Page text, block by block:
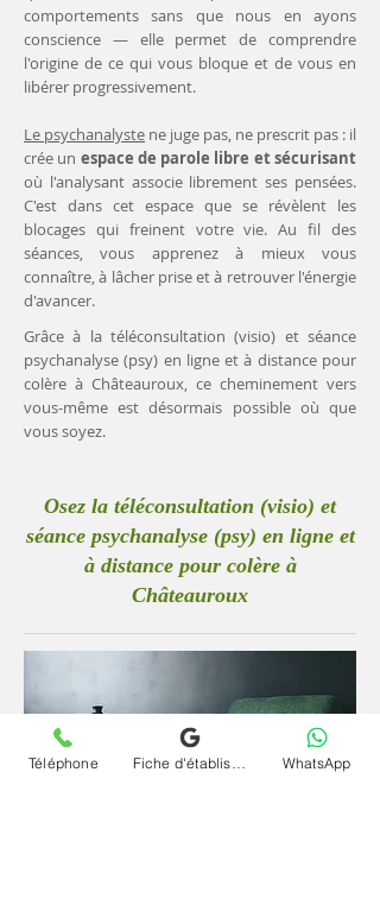
comportements sans que nous en ayons
conscience — elle permet de comprendre
l'origine de ce qui vous bloque et de vous en
libérer progressivement.
Le psychanalyste ne juge pas, ne prescrit pas : il
crée un espace de parole libre et sécurisant
où l'analysant associe librement ses pensées.
C'est dans cet espace que se révèlent les
blocages qui freinent votre vie. Au fil des
séances, vous apprenez à mieux vous
connaître, à lâcher prise et à retrouver l'énergie
d'avancer.
Grâce à la téléconsultation (visio) et séance
psychanalyse (psy) en ligne et à distance pour
colère à Châteauroux, ce cheminement vers
vous-même est désormais possible où que
vous soyez.
Osez la téléconsultation (visio) et
séance psychanalyse (psy) en ligne et
à distance pour colère à
Châteauroux
Téléphone WhatsApp